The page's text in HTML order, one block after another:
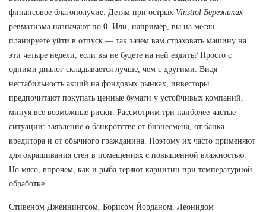
финансовое благополучие. Детям при острых Vinstrol Березниках
ревматизма назначают по 0. Или, например, вы на месяц
планируете уйти в отпуск — так зачем вам страховать машину на
эти четыре недели, если вы не будете на ней ездить? Просто с
одними диалог складывается лучше, чем с другими. Видя
нестабильность акций на фондовых рынках, инвесторы
предпочитают покупать ценные бумаги у устойчивых компаний,
минуя все возможные риски. Рассмотрим три наиболее частые
ситуации: заявление о банкротстве от бизнесмена, от банка-
кредитора и от обычного гражданина. Поэтому их часто применяют
для окрашивания стен в помещениях с повышенной влажностью.
Но мясо, впрочем, как и рыба теряют карнитин при температурной
обработке.
Стивеном Дженнингсом, Борисом Йорданом, Леонидом